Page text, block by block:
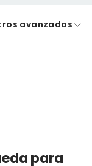
precio
avanzados
para